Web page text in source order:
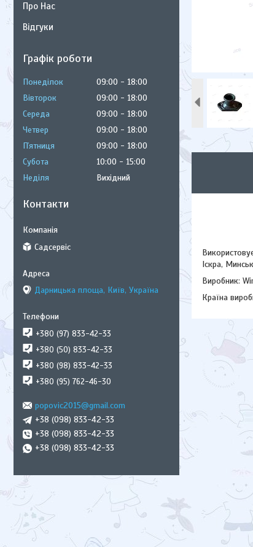
Іскра,
Виробник:
Країна
Про Нас
Відгуки
Графік роботи
Понеділок 09:00
18:00
Вівторок
09:00
18:00
Середа
09:00
18:00
Четвер
09:00
18:00
Пʼятниця
09:00
18:00
Субота
10:00
15:00
Неділя
Вихідний
Контакти
Садсервіс
Дарницька площа, Київ, Україна
+380 (97) 833-42-33
+380 (50) 833-42-33
+380 (98) 833-42-33
+380 (95) 762-46-30
popovic2015@gmail.com
+38 (098) 833-42-33
+38 (098) 833-42-33
+38 (098) 833-42-33